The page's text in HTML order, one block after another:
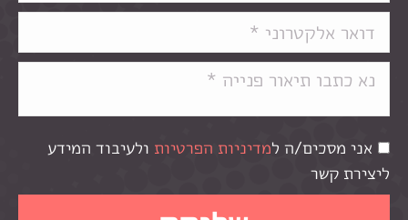
אני מסכים/ה למדיניות הפרטיות ולעיבוד המידע
ליצירת קשר